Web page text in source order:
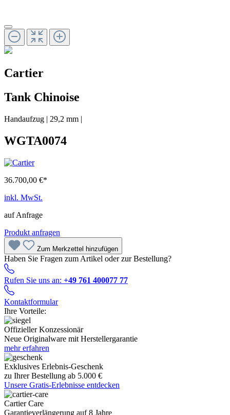
Cartier
Tank Chinoise
Handaufzug | 29,2 mm |
WGTA0074
36.700,00 €*
inkl. MwSt.
auf Anfrage
Produkt anfragen
Zum Merkzettel hinzufügen
Haben Sie Fragen zum Artikel oder zur Bestellung?
Rufen Sie uns an: +49 761 400077 77
Kontaktformular
Ihre Vorteile:
Offizieller Konzessionär
Neue Originalware mit Herstellergarantie
mehr erfahren
Exklusives Erlebnis-Geschenk
zu Ihrer Bestellung ab 5.000 €
Unsere Gratis-Erlebnisse entdecken
Cartier Care
Garantieverlängerung auf 8 Jahre